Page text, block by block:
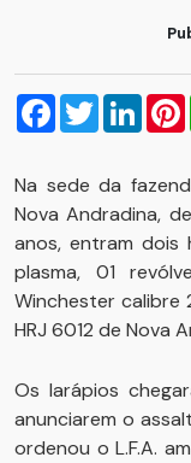
Facebook
Twitter
Na sede da
Nova Andradina,
anos, entram dois
plasma, 01
Winchester calibre
HRJ 6012 de Nova
Os larápios
anunciarem o
ordenou o L.F.A.